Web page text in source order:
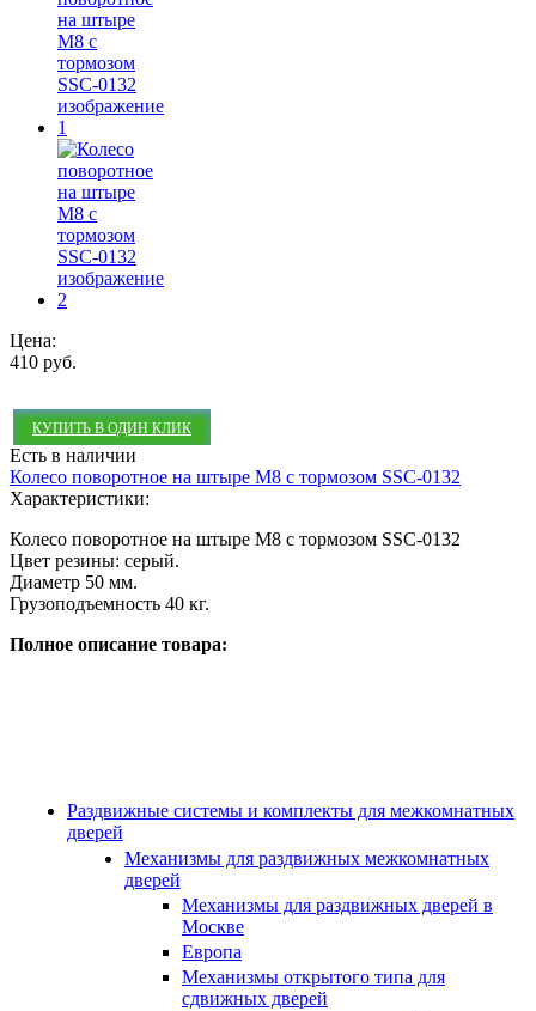
Цена:
410 руб.
КУПИТЬ В ОДИН КЛИК
Есть в наличии
Колесо поворотное на штыре М8 с тормозом SSC-0132
Характеристики:
Колесо поворотное на штыре М8 с тормозом SSC-0132
Цвет резины: серый.
Диаметр 50 мм.
Грузоподъемность 40 кг.
Полное описание товара:
Раздвижные системы и комплекты для межкомнатных
дверей
Механизмы для раздвижных межкомнатных
дверей
Механизмы для раздвижных дверей в
Москве
Европа
Механизмы открытого типа для
сдвижных дверей